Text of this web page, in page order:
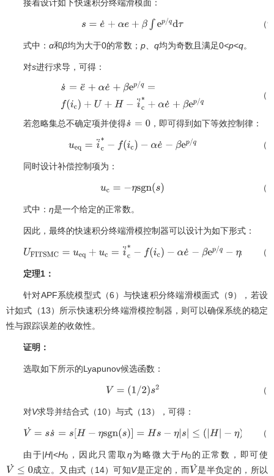
接着设计如下快速积分终端滑模面：
s= e˙ +αe +β ∫ep/ qdτ （
式中： α和β均为大于0的常数； p q均为奇数且满足0<p<q。
对s进行求导，可得：
s e¨+ +β /q= − ¨c ∗ （
若忽略集总不确定项并使得 s˙ = 0
，即可得到如下等效控制律：
ue q= ¨c∗ −f(ic −α e˙− βe p/q （
同时设计补偿控制项为：
u c=−ηsgn(s) （
式中： η是一个给定的正常数。
因此，最终的快速积分终端滑模控制器可以设计为如下形式：
UFIT SM C=u eq +u c=i c∗ −f ic)−αe˙− βep /q−ηsg n( s) （
定理1：
针对APF系统模型式（6）与快速积分终端滑模面式（9），若设
计如式（13）所示快速积分终端滑模控制器，则可以确保系统的稳定
性与跟踪误差的收敛性。
证明：
选取如下所示的Lyapunov候选函数：
V=
(1/2 s2
（
对V求导并结合式（10）与式（13），可得：
V˙=s s˙ =s[H− ηs gn(s)]=Hs −η s|≤( |H −η) | （
由于|H|<H0 ，因此只需取 η为略微大于H0 的正常数，即可使
V˙≤0
成立。又由式（14）可知V是正定的，而 V˙
是半负定的，所以